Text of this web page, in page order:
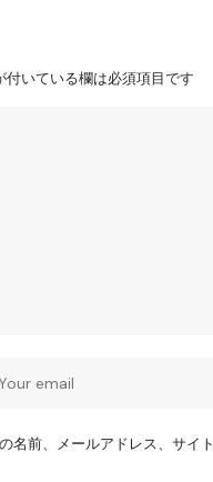
付いている欄は必須項目です
前、メールアドレス、サイト